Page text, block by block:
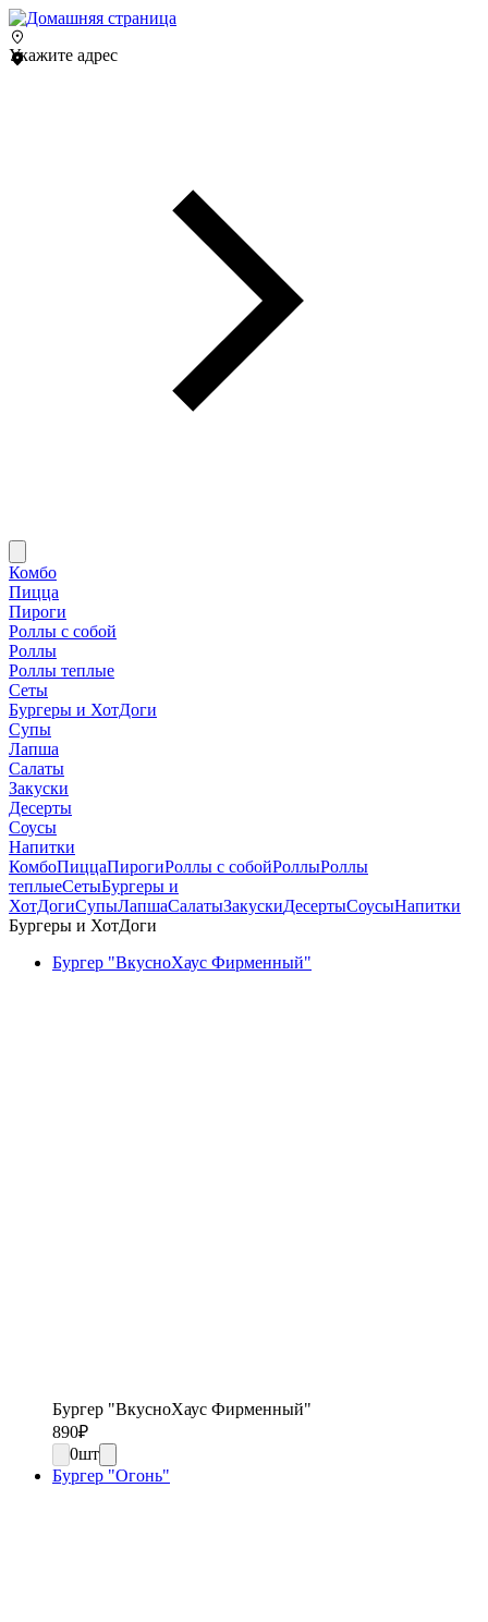
Укажите адрес
Комбо
Пицца
Пироги
Роллы с собой
Роллы
Роллы теплые
Сеты
Бургеры и ХотДоги
Супы
Лапша
Салаты
Закуски
Десерты
Соусы
Напитки
КомбоПиццаПирогиРоллы с собойРоллыРоллы
теплыеСетыБургеры и
ХотДогиСупыЛапшаСалатыЗакускиДесертыСоусыНапитки
Бургеры и ХотДоги
Бургер "ВкусноХаус Фирменный"
Бургер "ВкусноХаус Фирменный"
890₽
0шт
Бургер "Огонь"